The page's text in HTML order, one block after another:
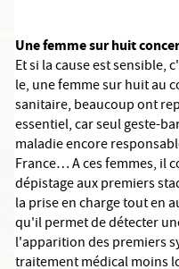
Une femme sur huit
Et si la cause est sensible,
le, une femme sur huit au
sanitaire, beaucoup ont
essentiel, car seul geste-
maladie encore
France… A ces femmes, il
dépistage aux premiers
la prise en charge tout en
qu'il permet de détecter
l'apparition des premiers
traitement médical moins